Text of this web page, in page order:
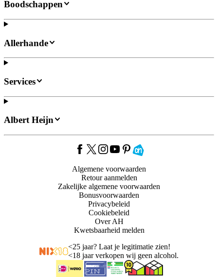
Boodschappen
Allerhande
Services
Albert Heijn
Algemene voorwaarden
Retour aanmelden
Zakelijke algemene voorwaarden
Bonusvoorwaarden
Privacybeleid
Cookiebeleid
Over AH
Kwetsbaarheid melden
<25 jaar? Laat je legitimatie zien!
<18 jaar verkopen wij geen alcohol.